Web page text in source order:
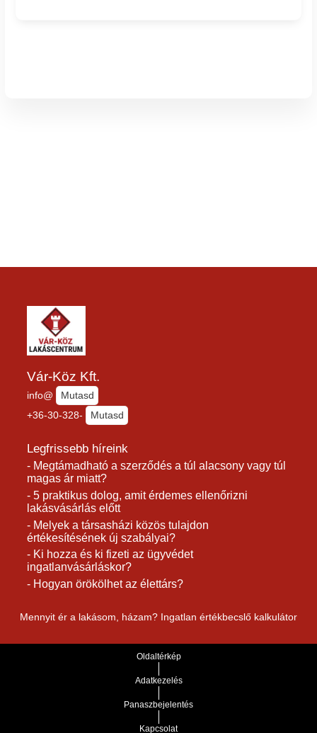
Vár-Köz Kft.
info@
Mutasd
+36-30-328-
Mutasd
Legfrissebb híreink
- Megtámadható a szerződés a túl alacsony vagy túl
magas ár miatt?
- 5 praktikus dolog, amit érdemes ellenőrizni
lakásvásárlás előtt
- Melyek a társasházi közös tulajdon
értékesítésének új szabályai?
- Ki hozza és ki fizeti az ügyvédet
ingatlanvásárláskor?
- Hogyan örökölhet az élettárs?
Mennyit ér a lakásom, házam? Ingatlan értékbecslő kalkulátor
Oldaltérkép
Adatkezelés
Panaszbejelentés
Kapcsolat